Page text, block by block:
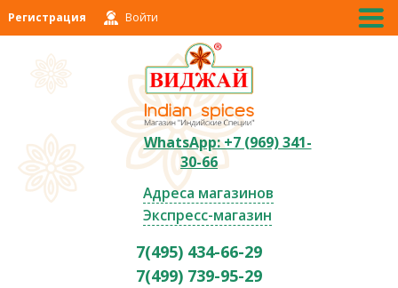
Регистрация Войти
WhatsApp: +7 (969) 341-
30-66
Адреса магазинов
Экспресс-магазин
7(495) 434-66-29
7(499) 739-95-29